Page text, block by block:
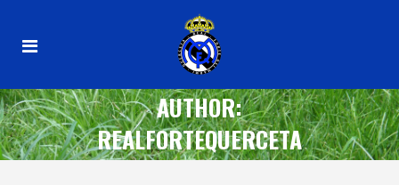
AUTHOR:
REALFORTEQUERCETA